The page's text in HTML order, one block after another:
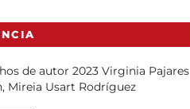
de autor 2023 Virginia Pajares
Mireia Usart Rodríguez